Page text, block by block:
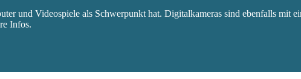
und Videospiele als Schwerpunkt hat. Digitalkameras sind ebenfalls mit
Infos.